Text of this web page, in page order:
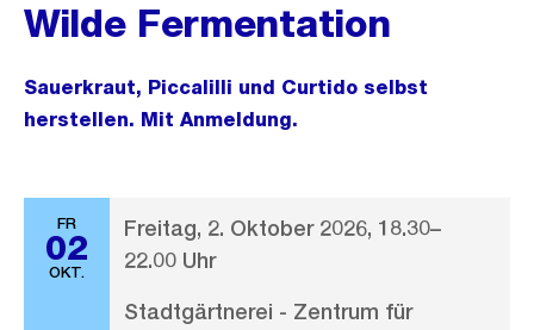
Wilde Fermentation
Sauerkraut, Piccalilli und Curtido selbst
herstellen. Mit Anmeldung.
FR
02
OKT.
Freitag, 2. Oktober 2026, 18.30–
22.00 Uhr
Stadtgärtnerei - Zentrum für